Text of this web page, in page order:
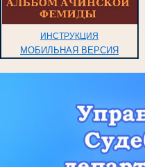
ИНСТРУКЦИЯ
МОБИЛЬНАЯ ВЕРСИЯ